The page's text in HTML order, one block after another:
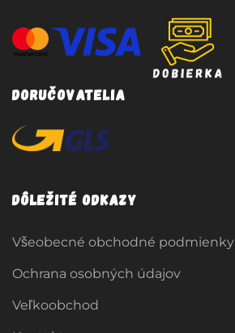
Doručovatelia
Dôležité odkazy
Všeobecné obchodné podmienky
Ochrana osobných údajov
Veľkoobchod